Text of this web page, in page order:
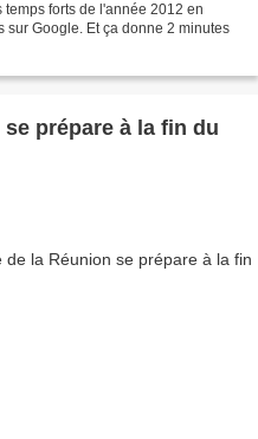
forts de l'année 2012 en
Google. Et ça donne 2 minutes
prépare à la fin du